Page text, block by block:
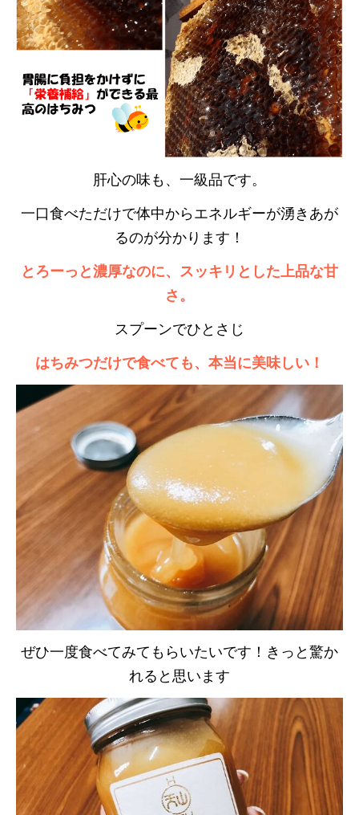
肝心の味も、一級品です。
一口食べただけで体中からエネルギーが湧きあが
るのが分かります！
とろーっと濃厚なのに、スッキリとした上品な甘
さ。
スプーンでひとさじ
はちみつだけで食べても、本当に美味しい！
ぜひ一度食べてみてもらいたいです！きっと驚か
れると思います